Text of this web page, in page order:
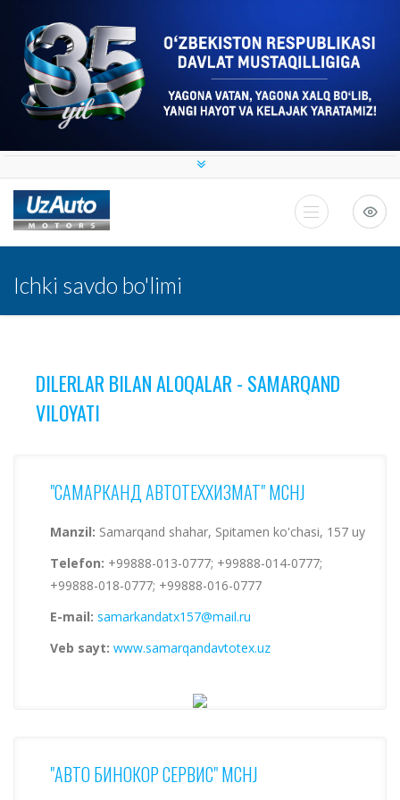
Ichki savdo bo'limi
DILERLAR BILAN ALOQALAR - SAMARQAND
VILOYATI
"САМАРКАНД АВТОТЕХХИЗМАТ" MCHJ
Manzil: Samarqand shahar, Spitamen ko'chasi, 157 uy
Telefon: +99888-013-0777; +99888-014-0777;
+99888-018-0777; +99888-016-0777
E-mail: samarkandatx157@mail.ru
Veb sayt: www.samarqandavtotex.uz
"АВТО БИНОКОР СЕРВИС" MCHJ